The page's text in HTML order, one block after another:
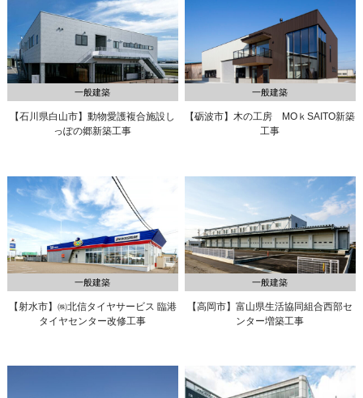
一般建築
【石川県白山市】動物愛護複合施設し
っぽの郷新築工事
一般建築
【砺波市】木の工房 MOｋSAITO新築
工事
一般建築
【射水市】㈱北信タイヤサービス 臨港
タイヤセンター改修工事
一般建築
【高岡市】富山県生活協同組合西部セ
ンター増築工事